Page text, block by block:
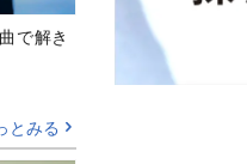
で解き
とみる